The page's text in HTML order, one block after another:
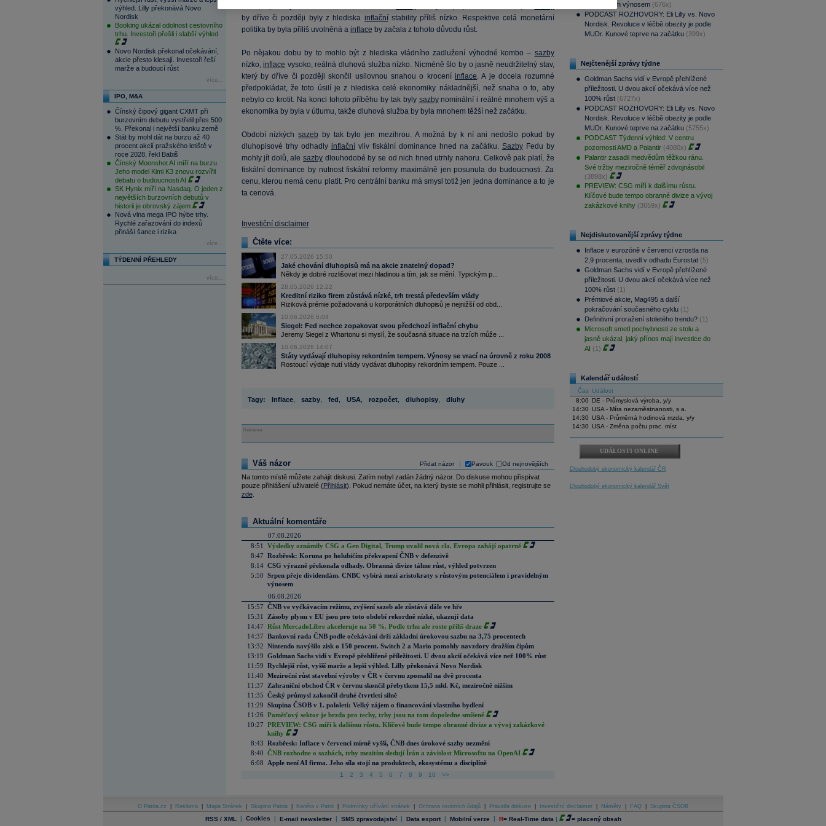
výhled. Lilly překonává Novo
Nordisk
Booking ukázal odolnost cestovního
trhu. Investoři přešli i slabší výhled
Novo Nordisk překonal očekávání,
akcie přesto klesají. Investoři řeší
marže a budoucí růst
více...
IPO, M&A
Čínský čipový gigant CXMT při
burzovním debutu vystřelil přes 500
%. Překonal i největší banku země
Stát by mohl dát na burzu až 40
procent akcií pražského letiště v
roce 2028, řekl Babiš
Čínský Moonshot AI míří na burzu.
Jeho model Kimi K3 znovu rozvířil
debatu o budoucnosti AI
SK Hynix míří na Nasdaq. O jeden z
největších burzovních debutů v
historii je obrovský zájem
Nová vlna mega IPO hýbe trhy.
Rychlé zařazování do indexů
přináší šance i rizika
více...
TÝDENNÍ PŘEHLEDY
více...
by dříve či později byly z hlediska inflační stability příliš nízko. Respektive celá monetární
politika by byla příliš uvolněná a inflace by začala z tohoto důvodu růst.
Po nějakou dobu by to mohlo být z hlediska vládního zadlužení výhodné kombo – sazby
nízko,inflace vysoko, reálná dluhová služba nízko. Nicméně šlo by o jasně neudržitelný stav,
který by dříve či později skončil usilovnou snahou o kroceníinflace. A je docela rozumné
předpokládat, že toto úsilí je z hlediska celé ekonomiky nákladnější, než snaha o to, aby
nebylo co krotit. Na konci tohoto příběhu by tak byly sazbynominální i reálné mnohem výš a
ekonomika by byla v útlumu, takže dluhová služba by byla mnohem těžší než začátku.
Období nízkých sazeb by tak bylo jen mezihrou. A možná by k ní ani nedošlo pokud by
dluhopisové trhy odhadly inflačnívliv fiskální dominance hned na začátku. SazbyFedu by
mohly jít dolů, ale sazby dlouhodobé by se od nich hned utrhly nahoru. Celkově pak platí, že
fiskální dominance by nutnost fiskální reformy maximálně jen posunula do budoucnosti. Za
cenu, kterou nemá cenu platit. Pro centrální banku má smysl totiž jen jedna dominance a to je
ta cenová.
Investiční disclaimer
Čtěte více:
27.05.2026 15:50
Jaké chování dluhopisů má na akcie znatelný dopad?
Někdy je dobré rozlišovat mezi hladinou a tím, jak se mění. Typickým p...
28.05.2026 12:22
Kreditní riziko firem zůstává nízké, trh trestá především vlády
Riziková prémie požadovaná u korporátních dluhopisů je nejnižší od obd...
10.06.2026 6:04
Siegel: Fed nechce zopakovat svou předchozí inflační chybu
Jeremy Siegel z Whartonu si myslí, že současná situace na trzích může ...
10.06.2026 14:07
Státy vydávají dluhopisy rekordním tempem. Výnosy se vrací na úrovně z roku 2008
Rostoucí výdaje nutí vlády vydávat dluhopisy rekordním tempem. Pouze ...
Tagy: Inflace, sazby, fed USA rozpočet, dluhopisy, dluhy
Reklama
Přidat názor Pavouk Od nejnovějších
Váš názor
Na tomto místě můžete zahájit diskusi. Zatím nebyl zadán žádný názor. Do diskuse mohou přispívat
pouze přihlášení uživatelé (Přihlásit). Pokud nemáte účet, na který byste se mohli přihlásit, registrujte se
zde.
Aktuální komentáře
07.08.2026
8:51
Výsledky oznámily CSG a Gen Digital, Trump uvalil nová cla. Evropa zahájí opatrně
8:47 Rozbřesk: Koruna po holubičím překvapení ČNB v defenzivě
8:14 CSG výrazně překonala odhady. Obranná divize táhne růst, výhled potvrzen
5:50 Srpen přeje dividendám. CNBC vybírá mezi aristokraty s růstovým potenciálem i pravidelným
výnosem
06.08.2026
15:57 ČNB ve vyčkávacím režimu, zvýšení sazeb ale zůstává dále ve hře
15:31
Zásoby plynu v EU jsou pro toto období rekordně nízké, ukazují data
14:47 Růst MercadoLibre akceleruje na 50 %. Podle trhu ale roste příliš draze
14:37 Bankovní rada ČNB podle očekávání drží základní úrokovou sazbu na 3,75 procentech
13:32 Nintendo navýšilo zisk o 150 procent. Switch 2 a Mario pomohly navzdory dražším čipům
13:19 Goldman Sachs vidí v Evropě přehlížené příležitosti. U dvou akcií očekává více než 100% růst
11:59 Rychlejší růst, vyšší marže a lepší výhled. Lilly překonává Novo Nordisk
11:40 Meziroční růst stavební výroby v ČR v červnu zpomalil na dvě procenta
11:37
Zahraniční obchod ČR v červnu skončil přebytkem 15,5 mld. Kč, meziročně nižším
11:35 Český průmysl zakončil druhé čtvrtletí silně
11:29 Skupina ČSOB v 1. pololetí: Velký zájem o financování vlastního bydlení
11:26 Paměťový sektor je brzda pro techy, trhy jsou na tom dopoledne smíšeně
10:27 PREVIEW: CSG míří k dalšímu růstu. Klíčové bude tempo obranné divize a vývoj zakázkové
knihy
8:43 Rozbřesk: Inflace v červenci mírně vyšší, ČNB dnes úrokové sazby nezmění
8:40 ČNB rozhodne o sazbách, trhy mezitím sledují Írán a závislost Microsoftu na OpenAI
6:08
Apple není AI firma. Jeho síla stojí na produktech, ekosystému a disciplíně
1 2 3 4 5 6 7 8 9 10 >>
pravidelným výnosem (676x)
PODCAST ROZHOVORY: Eli Lilly vs. Novo
Nordisk. Revoluce v léčbě obezity je podle
MUDr. Kunové teprve na začátku (399x)
Nejčtenější zprávy týdne
Goldman Sachs vidí v Evropě přehlížené
příležitosti. U dvou akcií očekává více než
100% růst (6727x)
PODCAST ROZHOVORY: Eli Lilly vs. Novo
Nordisk. Revoluce v léčbě obezity je podle
MUDr. Kunové teprve na začátku (5755x)
PODCAST Týdenní výhled: V centru
pozornosti AMD a Palantir (4080x)
Palantir zasadil medvědům těžkou ránu.
Své tržby meziročně téměř zdvojnásobil
(3898x)
PREVIEW: CSG míří k dalšímu růstu.
Klíčové bude tempo obranné divize a vývoj
zakázkové knihy (3659x)
Nejdiskutovanější zprávy týdne
Inflace v eurozóně v červenci vzrostla na
2,9 procenta, uvedl v odhadu Eurostat (5)
Goldman Sachs vidí v Evropě přehlížené
příležitosti. U dvou akcií očekává více než
100% růst (1)
Prémiové akcie, Mag495 a další
pokračování současného cyklu (1)
Definitivní proražení stoletého trendu? (1)
Microsoft smetl pochybnosti ze stolu a
jasně ukázal, jaký přínos mají investice do
AI (1)
Kalendář událostí
Čas Událost
8:00
DE - Průmyslová výroba, y/y
14:30 USA - Míra nezaměstnanosti, s.a.
14:30 USA - Průměrná hodinová mzda, y/y
14:30 USA - Změna počtu prac. míst
UDÁLOSTI ONLINE
Dlouhodobý ekonomický kalendář ČR
Dlouhodobý ekonomický kalendář Svět
O Patria.cz Reklama Mapa Stránek Skupina Patria Kariéra v Patrii Podmínky užívání stránek Ochrana osobních údajů Pravidla diskuse Investiční disclaimer Náměty FAQ Skupina ČSOB
RSS / XML | Cookies | E-mail newsletter | SMS zpravodajství | Data export | Mobilní verze | R= Real-Time data | = placený obsah